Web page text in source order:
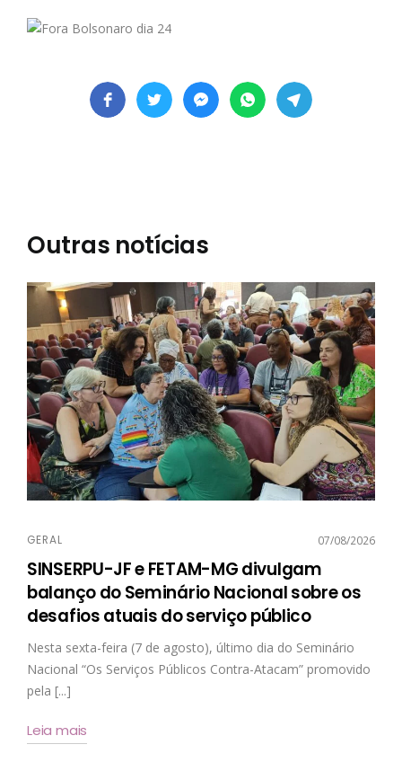
Outras notícias
GERAL 07/08/2026
SINSERPU-JF e FETAM-MG divulgam
balanço do Seminário Nacional sobre os
desafios atuais do serviço público
Nesta sexta-feira (7 de agosto), último dia do Seminário
Nacional “Os Serviços Públicos Contra-Atacam” promovido
pela [...]
Leia mais